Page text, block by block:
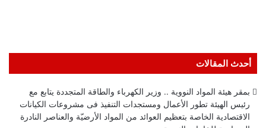
أحدث المقالات
بمقر هيئة المواد النووية .. وزير الكهرباء والطاقة المتجددة يتابع مع
رئيس الهيئة تطور الأعمال ومستجدات التنفيذ فى مشروعات الكيانات
الاقتصادية الخاصة بتعظيم العوائد من المواد الأرضيّة والعناصر النادرة